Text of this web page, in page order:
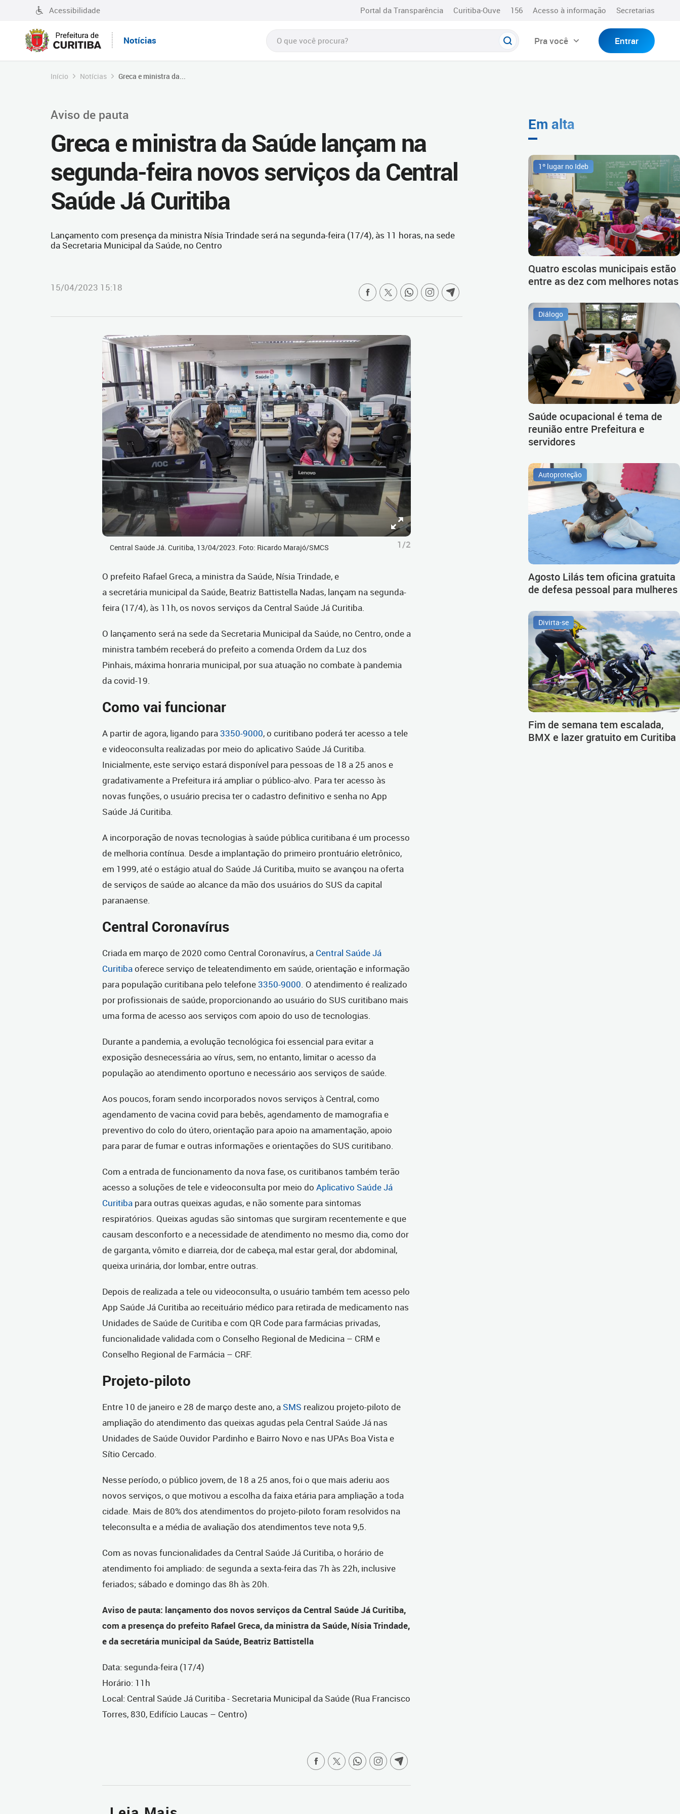
Acessibilidade Portal da Transparência Curitiba-Ouve 156 Acesso à informação Secretarias
Notícias Pra você Entrar
Início Notícias Greca e ministra da...
Aviso de pauta
Greca e ministra da Saúde lançam na
segunda-feira novos serviços da Central
Saúde Já Curitiba
Lançamento com presença da ministra Nísia Trindade será na segunda-feira (17/4), às 11 horas, na sede
da Secretaria Municipal da Saúde, no Centro
15/04/2023 15:18
Central Saúde Já. Curitiba, 13/04/2023. Foto: Ricardo Marajó/SMCS 1/2
O prefeito Rafael Greca, a ministra da Saúde, Nísia Trindade, e
a secretária municipal da Saúde, Beatriz Battistella Nadas, lançam na segunda-
feira (17/4), às 11h, os novos serviços da Central Saúde Já Curitiba.
O lançamento será na sede da Secretaria Municipal da Saúde, no Centro, onde a
ministra também receberá do prefeito a comenda Ordem da Luz dos
Pinhais, máxima honraria municipal, por sua atuação no combate à pandemia
da covid-19.
Como vai funcionar
A partir de agora, ligando para 3350-9000, o curitibano poderá ter acesso a tele
e videoconsulta realizadas por meio do aplicativo Saúde Já Curitiba.
Inicialmente, este serviço estará disponível para pessoas de 18 a 25 anos e
gradativamente a Prefeitura irá ampliar o público-alvo. Para ter acesso às
novas funções, o usuário precisa ter o cadastro definitivo e senha no App
Saúde Já Curitiba.
A incorporação de novas tecnologias à saúde pública curitibana é um processo
de melhoria contínua. Desde a implantação do primeiro prontuário eletrônico,
em 1999, até o estágio atual do Saúde Já Curitiba, muito se avançou na oferta
de serviços de saúde ao alcance da mão dos usuários do SUS da capital
paranaense.
Central Coronavírus
Criada em março de 2020 como Central Coronavírus, a Central Saúde Já
Curitibaoferece serviço de teleatendimento em saúde, orientação e informação
para população curitibana pelo telefone 3350-9000. O atendimento é realizado
por profissionais de saúde, proporcionando ao usuário do SUS curitibano mais
uma forma de acesso aos serviços com apoio do uso de tecnologias.
Durante a pandemia, a evolução tecnológica foi essencial para evitar a
exposição desnecessária ao vírus, sem, no entanto, limitar o acesso da
população ao atendimento oportuno e necessário aos serviços de saúde.
Aos poucos, foram sendo incorporados novos serviços à Central, como
agendamento de vacina covid para bebês, agendamento de mamografia e
preventivo do colo do útero, orientação para apoio na amamentação, apoio
para parar de fumar e outras informações e orientações do SUS curitibano.
Com a entrada de funcionamento da nova fase, os curitibanos também terão
acesso a soluções de tele e videoconsulta por meio do Aplicativo Saúde Já
Curitiba para outras queixas agudas, e não somente para sintomas
respiratórios. Queixas agudas são sintomas que surgiram recentemente e que
causam desconforto e a necessidade de atendimento no mesmo dia, como dor
de garganta, vômito e diarreia, dor de cabeça, mal estar geral, dor abdominal,
queixa urinária, dor lombar, entre outras.
Depois de realizada a tele ou videoconsulta, o usuário também tem acesso pelo
App Saúde Já Curitiba ao receituário médico para retirada de medicamento nas
Unidades de Saúde de Curitiba e com QR Code para farmácias privadas,
funcionalidade validada com o Conselho Regional de Medicina – CRM e
Conselho Regional de Farmácia – CRF.
Projeto-piloto
Entre 10 de janeiro e 28 de março deste ano, a SMS realizou projeto-piloto de
ampliação do atendimento das queixas agudas pela Central Saúde Já nas
Unidades de Saúde Ouvidor Pardinho e Bairro Novo e nas UPAs Boa Vista e
Sítio Cercado.
Nesse período, o público jovem, de 18 a 25 anos, foi o que mais aderiu aos
novos serviços, o que motivou a escolha da faixa etária para ampliação a toda
cidade. Mais de 80% dos atendimentos do projeto-piloto foram resolvidos na
teleconsulta e a média de avaliação dos atendimentos teve nota 9,5.
Com as novas funcionalidades da Central Saúde Já Curitiba, o horário de
atendimento foi ampliado: de segunda a sexta-feira das 7h às 22h, inclusive
feriados; sábado e domingo das 8h às 20h.
Aviso de pauta: lançamento dos novos serviços da Central Saúde Já Curitiba,
com a presença do prefeito Rafael Greca, da ministra da Saúde, Nísia Trindade,
e da secretária municipal da Saúde, Beatriz Battistella
Data: segunda-feira (17/4)
Horário: 11h
Local: Central Saúde Já Curitiba - Secretaria Municipal da Saúde (Rua Francisco
Torres, 830, Edifício Laucas – Centro)
Em alta
1º lugar no Ideb
Quatro escolas municipais estão
entre as dez com melhores notas
Diálogo
Saúde ocupacional é tema de
reunião entre Prefeitura e
servidores
Autoproteção
Agosto Lilás tem oficina gratuita
de defesa pessoal para mulheres
Divirta-se
Fim de semana tem escalada,
BMX e lazer gratuito em Curitiba